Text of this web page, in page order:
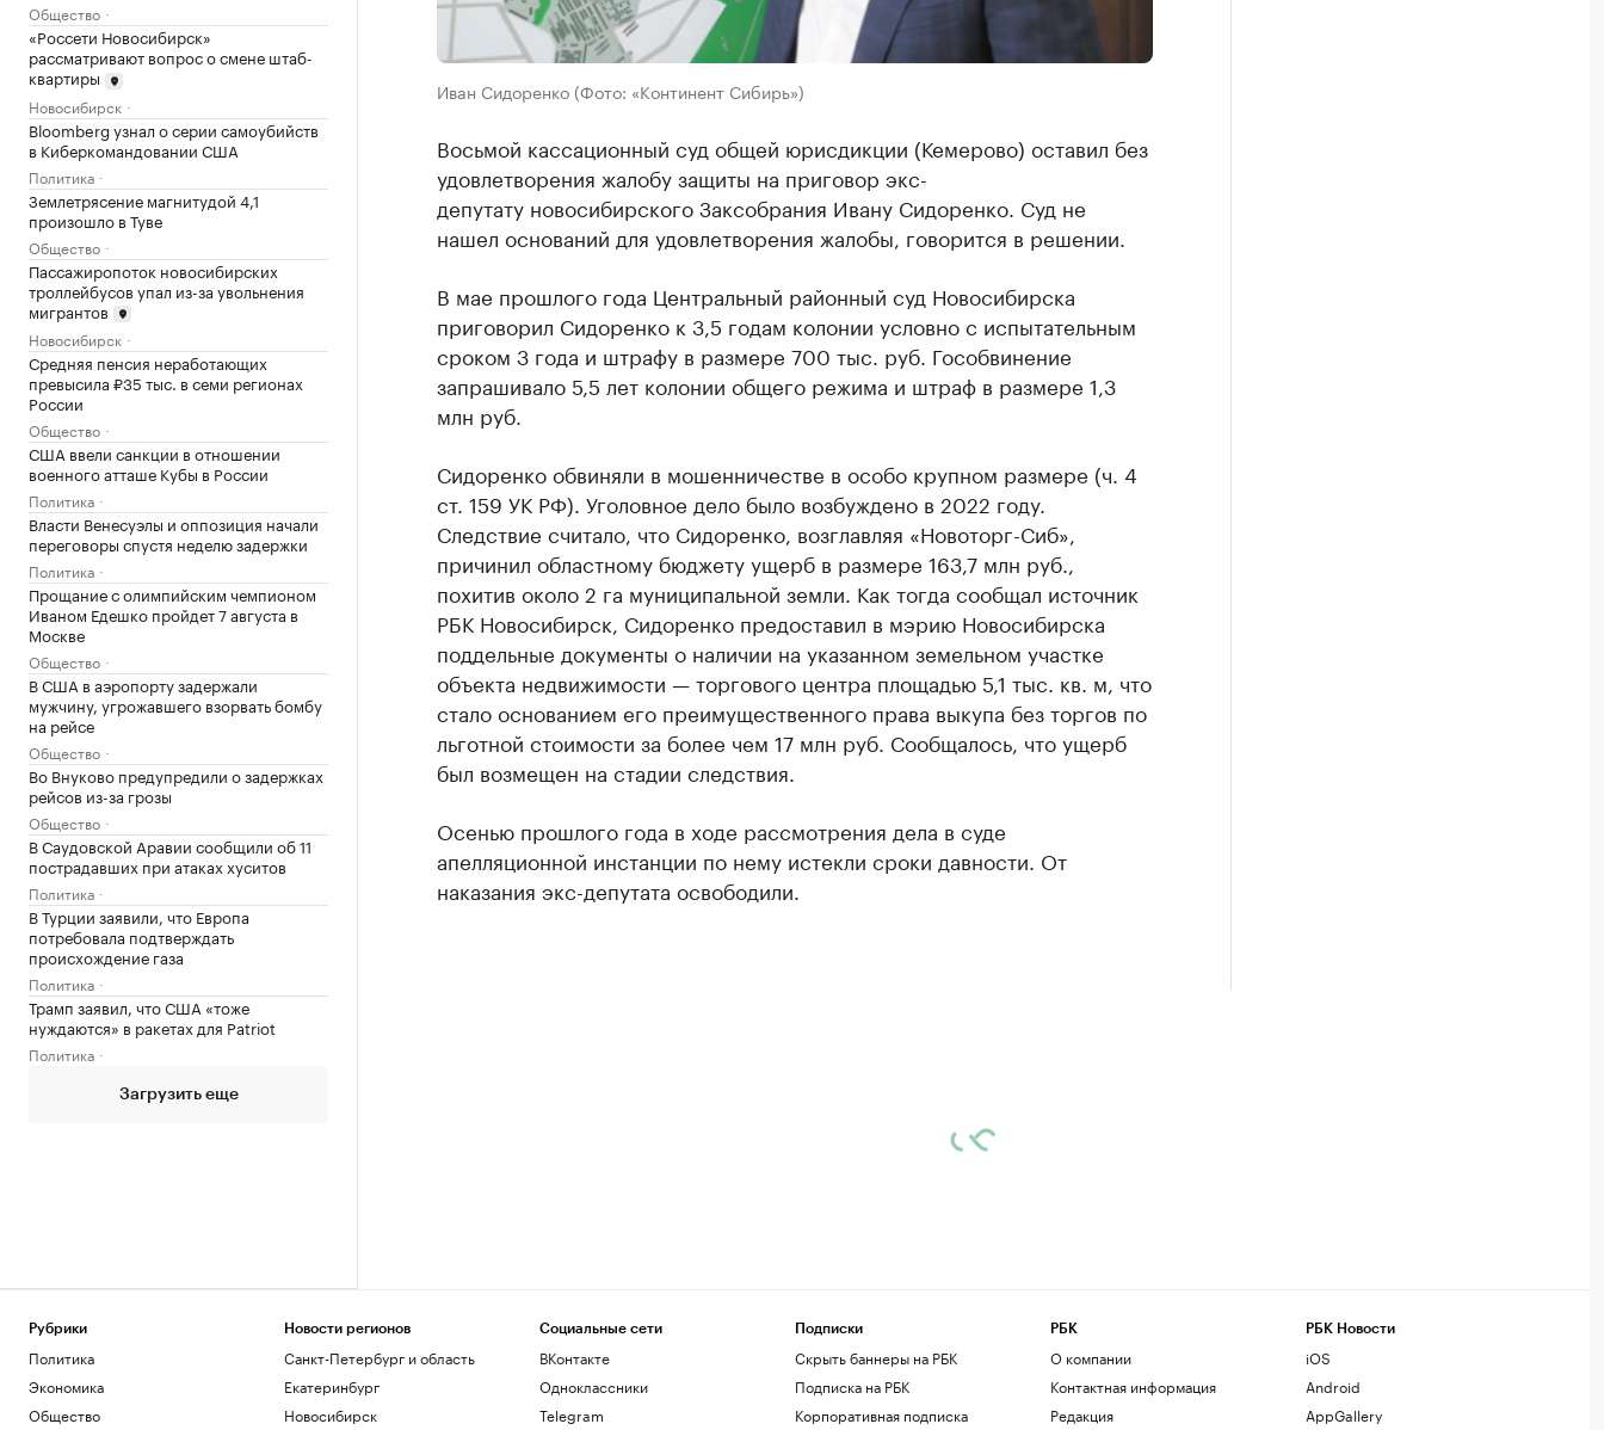
Общество
«Россети Новосибирск»
рассматривают вопрос о смене штаб-
квартиры
Новосибирск
Bloomberg узнал о серии самоубийств
в Киберкомандовании США
Политика
Землетрясение магнитудой 4,1
произошло в Туве
Общество
Пассажиропоток новосибирских
троллейбусов упал из-за увольнения
мигрантов
Новосибирск
Средняя пенсия неработающих
превысила ₽35 тыс. в семи регионах
России
Общество
США ввели санкции в отношении
военного атташе Кубы в России
Политика
Власти Венесуэлы и оппозиция начали
переговоры спустя неделю задержки
Политика
Прощание с олимпийским чемпионом
Иваном Едешко пройдет 7 августа в
Москве
Общество
В США в аэропорту задержали
мужчину, угрожавшего взорвать бомбу
на рейсе
Общество
Во Внуково предупредили о задержках
рейсов из-за грозы
Общество
В Саудовской Аравии сообщили об 11
пострадавших при атаках хуситов
Политика
В Турции заявили, что Европа
потребовала подтверждать
происхождение газа
Политика
Трамп заявил, что США «тоже
нуждаются» в ракетах для Patriot
Политика
Загрузить еще
Иван Сидоренко (Фото: «Континент Сибирь»)
Восьмой кассационный суд общей юрисдикции (Кемерово) оставил без
удовлетворения жалобу защиты на приговор экс-
депутату новосибирского Заксобрания Ивану Сидоренко. Суд не
нашел оснований для удовлетворения жалобы, говорится в решении.
В мае прошлого года Центральный районный суд Новосибирска
приговорил Сидоренко к 3,5 годам колонии условно с испытательным
сроком 3 года и штрафу в размере 700 тыс. руб. Гособвинение
запрашивало 5,5 лет колонии общего режима и штраф в размере 1,3
млн руб.
Сидоренко обвиняли в мошенничестве в особо крупном размере (ч. 4
ст. 159 УК РФ). Уголовное дело было возбуждено в 2022 году.
Следствие считало, что Сидоренко, возглавляя «Новоторг-Сиб»,
причинил областному бюджету ущерб в размере 163,7 млн руб.,
похитив около 2 га муниципальной земли. Как тогда сообщал источник
РБК Новосибирск, Сидоренко предоставил в мэрию Новосибирска
поддельные документы о наличии на указанном земельном участке
объекта недвижимости — торгового центра площадью 5,1 тыс. кв. м, что
стало основанием его преимущественного права выкупа без торгов по
льготной стоимости за более чем 17 млн руб. Сообщалось, что ущерб
был возмещен на стадии следствия.
Осенью прошлого года в ходе рассмотрения дела в суде
апелляционной инстанции по нему истекли сроки давности. От
наказания экс-депутата освободили.
Рубрики
Политика
Экономика
Общество
Новости регионов
Санкт-Петербург и область
Екатеринбург
Новосибирск
Социальные сети
ВКонтакте
Одноклассники
Telegram
Подписки
Скрыть баннеры на РБК
Подписка на РБК
Корпоративная подписка
РБК
О компании
Контактная информация
Редакция
РБК Новости
iOS
Android
AppGallery